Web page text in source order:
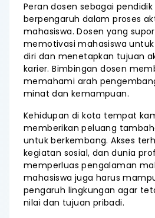
Peran dosen sebagai
berpengaruh dalam proses
mahasiswa. Dosen yang
memotivasi mahasiswa
diri dan menetapkan tujuan
karier. Bimbingan dosen
memahami arah
minat dan kemampuan.
Kehidupan di kota tempat
memberikan peluang
untuk berkembang. Akses
kegiatan sosial, dan dunia
memperluas pengalaman
mahasiswa juga harus
pengaruh lingkungan agar
nilai dan tujuan pribadi.